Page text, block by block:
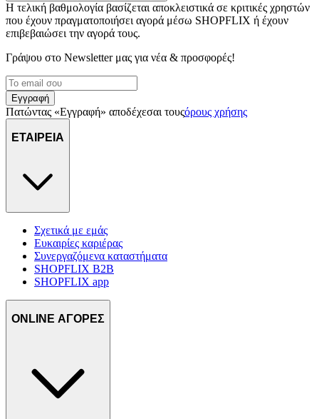
Η τελική βαθμολογία βασίζεται αποκλειστικά σε κριτικές χρηστών
που έχουν πραγματοποιήσει αγορά μέσω SHOPFLIX ή έχουν
επιβεβαιώσει την αγορά τους.
Γράψου στο Νewsletter μας για νέα & προσφορές!
Εγγραφή
Πατώντας «Εγγραφή» αποδέχεσαι τουςόρους χρήσης
ΕΤΑΙΡΕΙΑ
Σχετικά με εμάς
Ευκαιρίες καριέρας
Συνεργαζόμενα καταστήματα
SHOPFLIX B2B
SHOPFLIX app
ONLINE ΑΓΟΡΕΣ